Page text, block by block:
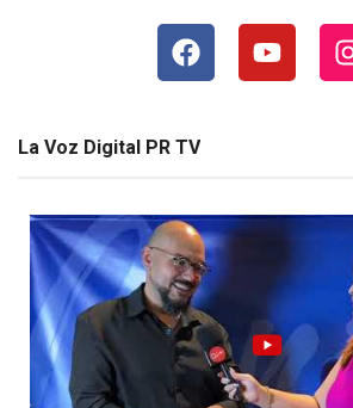
La Voz Digital PR TV